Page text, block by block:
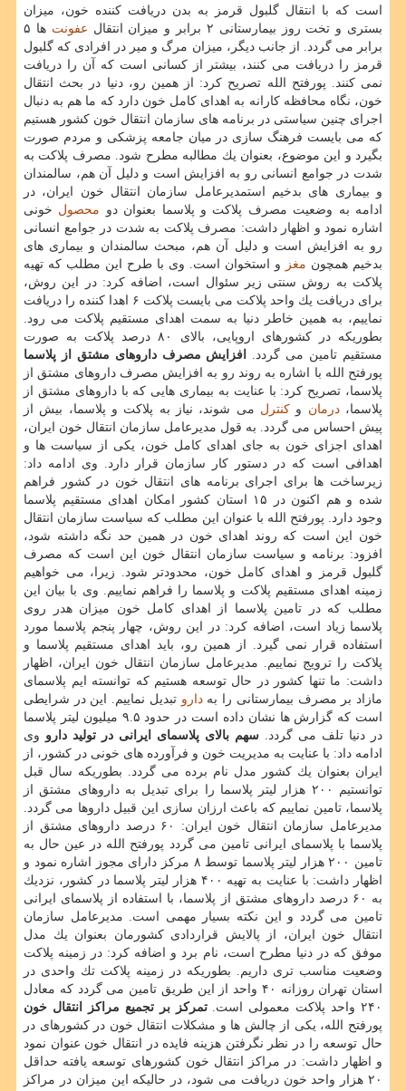
است كه با انتقال گلبول قرمز به بدن دریافت كننده خون، میزان
بستری و تخت روز بیمارستانی ۲ برابر و میزان انتقال
عفونت
ها ۵
برابر می گردد. از جانب دیگر، میزان مرگ و میر در افرادی كه گلبول
قرمز را دریافت می كنند، بیشتر از كسانی است كه آن را دریافت
نمی كنند. پورفتح الله تصریح كرد: از همین رو، دنیا در بحث انتقال
خون، نگاه محافظه كارانه به اهدای كامل خون دارد كه ما هم به دنبال
اجرای چنین سیاستی در برنامه های سازمان انتقال خون كشور هستیم
كه می بایست فرهنگ سازی در میان جامعه پزشكی و مردم صورت
بگیرد و این موضوع، بعنوان یك مطالبه مطرح شود. مصرف پلاكت به
شدت در جوامع انسانی رو به افزایش است و دلیل آن هم، سالمندان
و بیماری های بدخیم استمدیرعامل سازمان انتقال خون ایران، در
ادامه به وضعیت مصرف پلاكت و پلاسما بعنوان دو محصول خونی
اشاره نمود و اظهار داشت: مصرف پلاكت به شدت در جوامع انسانی
رو به افزایش است و دلیل آن هم، مبحث سالمندان و بیماری های
بدخیم همچون مغز
و استخوان است. وی با طرح این مطلب كه تهیه
پلاكت به روش سنتی زیر سئوال است، اضافه كرد: در این روش،
برای دریافت یك واحد پلاكت می بایست پلاكت ۶ اهدا كننده را دریافت
نماییم، به همین خاطر دنیا به سمت اهدای مستقیم پلاكت می رود.
بطوریكه در كشورهای اروپایی، بالای ۸۰ درصد پلاكت به صورت
مستقیم تامین می گردد.
افزایش مصرف داروهای مشتق از پلاسما
پورفتح الله با اشاره به روند رو به افزایش مصرف داروهای مشتق از
پلاسما، تصریح كرد: با عنایت به بیماری هایی كه با داروهای مشتق از
پلاسما،درمان و كنترل می شوند، نیاز به پلاكت و پلاسما، بیش از
پیش احساس می گردد. به قول مدیرعامل سازمان انتقال خون ایران،
اهدای اجزای خون به جای اهدای كامل خون، یكی از سیاست ها و
اهدافی است كه در دستور كار سازمان قرار دارد. وی ادامه داد:
زیرساخت ها برای اجرای برنامه های انتقال خون در كشور فراهم
شده و هم اكنون در ۱۵ استان كشور امكان اهدای مستقیم پلاسما
وجود دارد. پورفتح الله با عنوان این مطلب كه سیاست سازمان انتقال
خون این است كه روند اهدای خون در همین حد نگه داشته شود،
افزود: برنامه و سیاست سازمان انتقال خون این است كه مصرف
گلبول قرمز و اهدای كامل خون، محدودتر شود. زیرا، می خواهیم
زمینه اهدای مستقیم پلاكت و پلاسما را فراهم نماییم. وی با بیان این
مطلب كه در تامین پلاسما از اهدای كامل خون میزان هدر روی
پلاسما زیاد است، اضافه كرد: در این روش، چهار پنجم پلاسما مورد
استفاده قرار نمی گیرد. از همین رو، باید اهدای مستقیم پلاسما و
پلاكت را ترویج نماییم. مدیرعامل سازمان انتقال خون ایران، اظهار
داشت: ما تنها كشور در حال توسعه هستیم كه توانسته ایم پلاسمای
مازاد بر مصرف بیمارستانی را بهدارو تبدیل نماییم. این در شرایطی
است كه گزارش ها نشان داده است در حدود ۹.۵ میلیون لیتر پلاسما
در دنیا تلف می گردد. سهم بالای پلاسمای ایرانی در تولید دارو وی
ادامه داد: با عنایت به مدیریت خون و فرآورده های خونی در كشور، از
ایران بعنوان یك كشور مدل نام برده می گردد. بطوریكه سال قبل
توانستیم ۲۰۰ هزار لیتر پلاسما را برای تبدیل به داروهای مشتق از
پلاسما، تامین نماییم كه باعث ارزان سازی این قبیل داروها می گردد.
مدیرعامل سازمان انتقال خون ایران: ۶۰ درصد داروهای مشتق از
پلاسما با پلاسمای ایرانی تامین می گردد پورفتح الله در عین حال به
تامین ۲۰۰ هزار لیتر پلاسما توسط ۸ مركز دارای مجوز اشاره نمود و
اظهار داشت: با عنایت به تهیه ۴۰۰ هزار لیتر پلاسما در كشور، نزدیك
به ۶۰ درصد داروهای مشتق از پلاسما، با استفاده از پلاسمای ایرانی
تامین می گردد و این نكته بسیار مهمی است. مدیرعامل سازمان
انتقال خون ایران، از پالایش قراردادی كشورمان بعنوان یك مدل
موفق كه در دنیا مطرح است، نام برد و اضافه كرد: در زمینه پلاكت
وضعیت مناسب تری داریم. بطوریكه در زمینه پلاكت تك واحدی در
استان تهران روزانه ۴۰ واحد از این طریق تامین می گردد كه معادل
۲۴۰ واحد پلاكت معمولی است.
تمركز بر تجمیع مراكز انتقال خون
پورفتح الله، یكی از چالش ها و مشكلات انتقال خون در كشورهای در
حال توسعه را در نظر نگرفتن هزینه فایده در انتقال خون عنوان نمود
و اظهار داشت: در مراكز انتقال خون كشورهای توسعه یافته حداقل
۲۰ هزار واحد خون دریافت می شود، در حالیكه این میزان در مراكز